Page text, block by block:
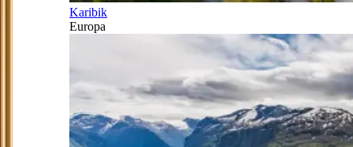
Karibik
Europa